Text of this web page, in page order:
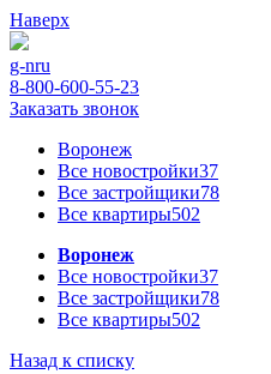
Наверх
g-nru
8-800-600-55-23
Заказать звонок
Воронеж
Все новостройки37
Все застройщики78
Все квартиры502
Воронеж
Все новостройки37
Все застройщики78
Все квартиры502
Назад к списку